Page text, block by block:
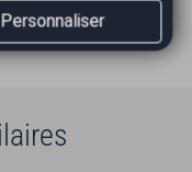
Personnaliser